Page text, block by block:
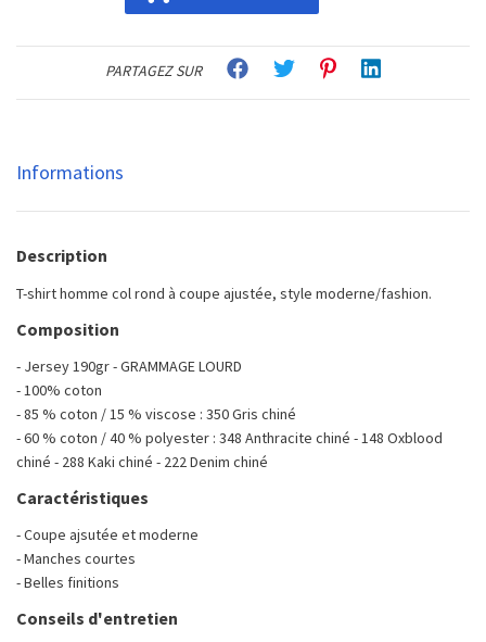
PARTAGEZ SUR
Informations
Description
T-shirt homme col rond à coupe ajustée, style moderne/fashion.
Composition
- Jersey 190gr - GRAMMAGE LOURD
- 100% coton
- 85 % coton / 15 % viscose : 350 Gris chiné
- 60 % coton / 40 % polyester : 348 Anthracite chiné - 148 Oxblood
chiné - 288 Kaki chiné - 222 Denim chiné
Caractéristiques
- Coupe ajsutée et moderne
- Manches courtes
- Belles finitions
Conseils d'entretien